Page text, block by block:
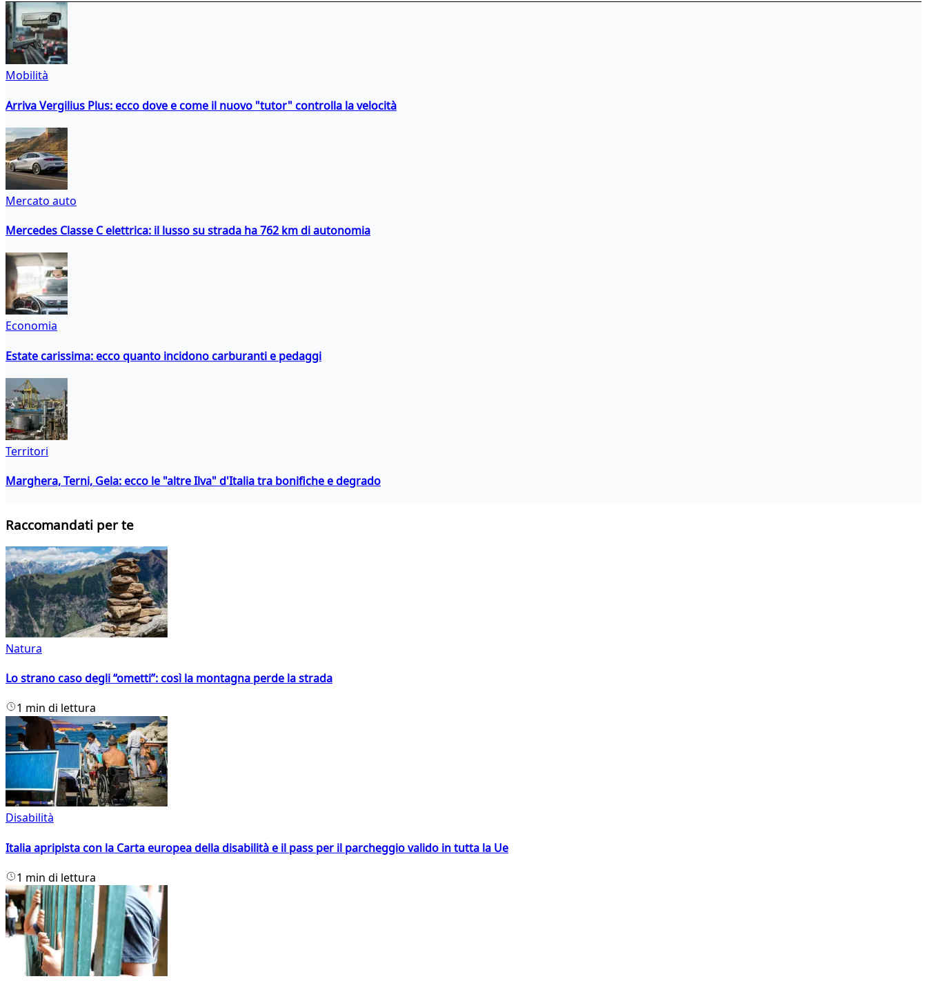
Mobilità
Arriva Vergilius Plus: ecco dove e come il nuovo "tutor" controlla la velocità
Mercato auto
Mercedes Classe C elettrica: il lusso su strada ha 762 km di autonomia
Economia
Estate carissima: ecco quanto incidono carburanti e pedaggi
Territori
Marghera, Terni, Gela: ecco le "altre Ilva" d'Italia tra bonifiche e degrado
Raccomandati per te
Natura
Lo strano caso degli “ometti”: così la montagna perde la strada
1 min di lettura
Disabilità
Italia apripista con la Carta europea della disabilità e il pass per il parcheggio valido in tutta la Ue
1 min di lettura